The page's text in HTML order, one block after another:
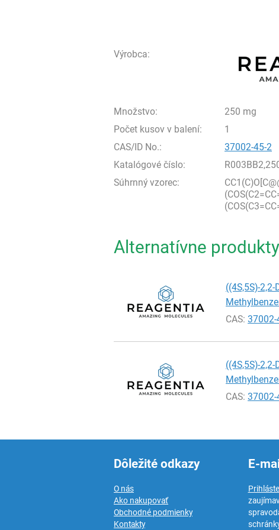
Výrobca:
Množstvo:
250 mg
Počet kusov v balení:
1
CAS/ID No.:
37002-45-2
Katalógové číslo:
Súhrnný vzorec:
Alternatívne produkty
((4S,5S)-
CAS:37002-
((4S,5S)-
CAS:37002-
Dôležité odkazy
O nás
Ako nakupovať
Obchodné podmienky
Kontakty
E-